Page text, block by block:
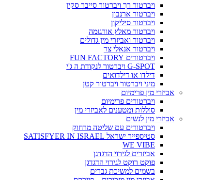
ויברטור רך ויברטור סייבר סקין
ויברטור ארנבון
ויברטור סיליקון
ויברטור מאלץ אורגזמה
ויברטור ואביזרי מין גדולים
ויברטור אנאלי צר
ויברטורים FUN FACTORY
G-SPOT ויברטור לנקודת ה ג'י
דילדו או דילדואים
מיני ויברטור ויברטור קטן
אביזרי מין פרימיום
ויברטורים פרימיום
סוללות ומטענים לאביזרי מין
אביזרי מין לנשים
ויברטורים עם שליטה מרחוק
סטיספייר ישראל SATISFYER IN ISRAEL
WE VIBE
אביזרים לגירוי הדגדגן
פוקט רוקט לגירוי הדגדגן
בשמים למשיכת גברים